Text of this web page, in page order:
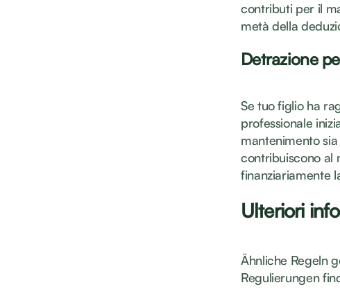
contributi per il
metà della
Detrazione
Se tuo figlio ha
professionale
mantenimento
contribuiscono al
finanziariamente
Ulteriori
Ähnliche Regeln
Regulierungen